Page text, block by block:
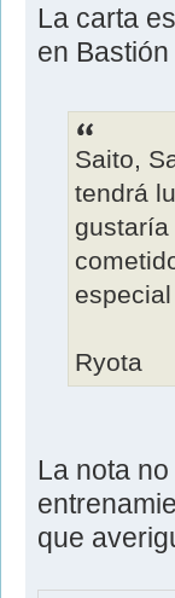
La carta
en
Saito,
tendrá
Ryota
La nota
que